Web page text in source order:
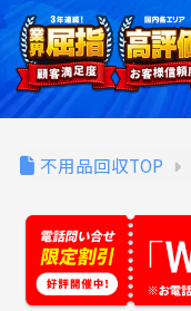
不用品回収TOP